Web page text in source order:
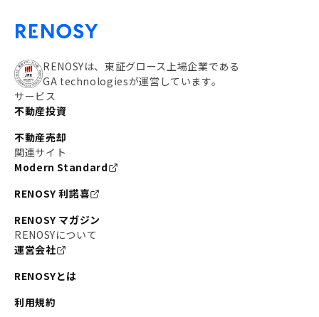
RENOSYは、東証グロース上場企業である
GA technologiesが運営しています。
サービス
不動産投資
不動産売却
関連サイト
Modern Standard
RENOSY 利諾喜
RENOSY マガジン
RENOSYについて
運営会社
RENOSYとは
利用規約